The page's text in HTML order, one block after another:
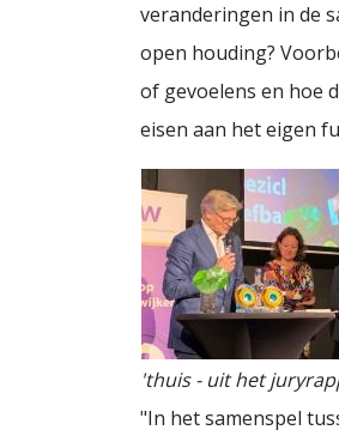
veranderingen in de
open houding?
of gevoelens en hoe
eisen aan het eigen
'thuis - uit het
"In het samenspel